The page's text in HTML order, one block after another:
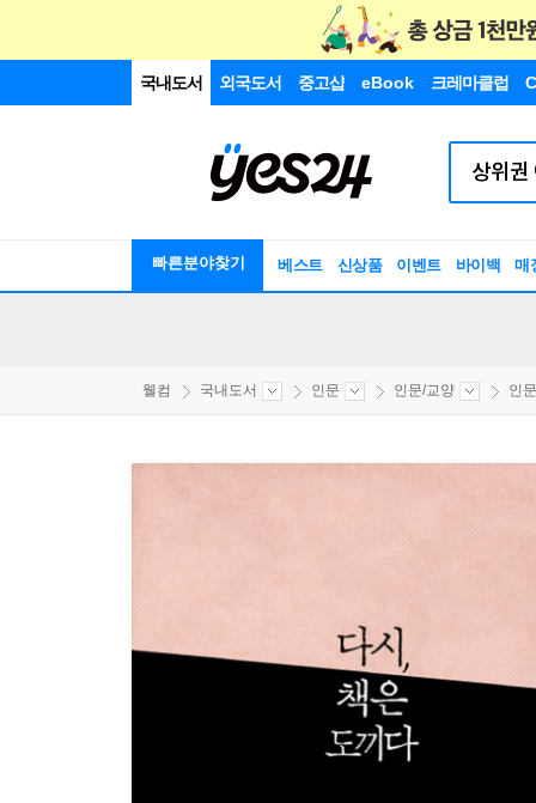
국내도서 외국도서 중고샵 eBook 크레마클럽
빠른분야찾기 베스트 신상품 이벤트 바이백 매
웰컴 국내도서 인문 인문/교양 인